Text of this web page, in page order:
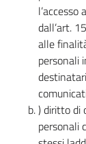
dall’art.
alle
personali
) diritto di
personali